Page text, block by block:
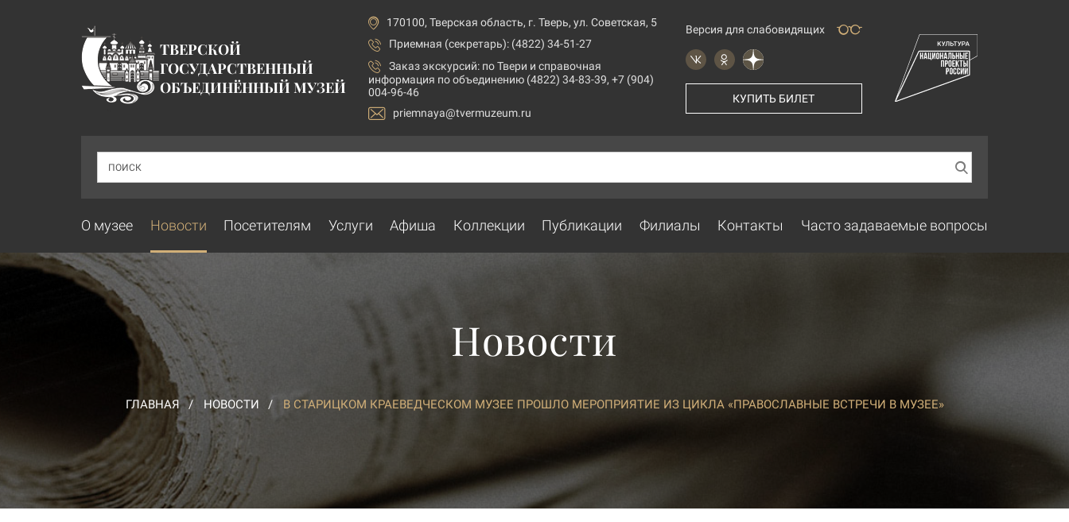
ТВЕРСКОЙ
ГОСУДАРСТВЕННЫЙ
ОБЪЕДИНЁННЫЙ МУЗЕЙ
170100, Тверская область, г. Тверь, ул. Советская, 5
Приемная (секретарь): (4822) 34-51-27
Заказ экскурсий: по Твери и справочная
информация по объединению (4822) 34-83-39, +7 (904)
004-96-46
priemnaya@tvermuzeum.ru
Версия для слабовидящих
КУПИТЬ БИЛЕТ
ПОИСК
О музее Новости Посетителям Услуги Афиша Коллекции Публикации Филиалы Контакты Часто задаваемые вопросы
Новости
ГЛАВНАЯ НОВОСТИ В СТАРИЦКОМ КРАЕВЕДЧЕСКОМ МУЗЕЕ ПРОШЛО МЕРОПРИЯТИЕ ИЗ ЦИКЛА «ПРАВОСЛАВНЫЕ ВСТРЕЧИ В МУЗЕЕ»